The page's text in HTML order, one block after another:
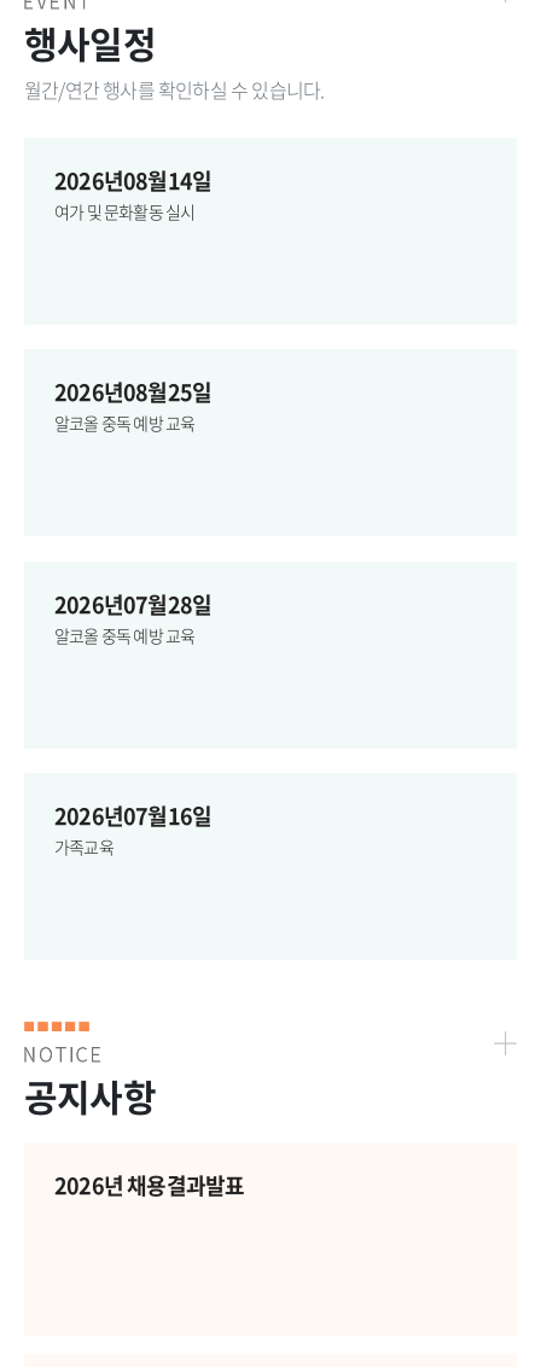
행사일정
월간/연간 행사를 확인하실 수 있습니다.
2026년08월14일
여가 및 문화활동 실시
2026년08월25일
알코올 중독 예방 교육
2026년07월28일
알코올 중독 예방 교육
2026년07월16일
가족교육
공지사항
2026년 채용결과발표